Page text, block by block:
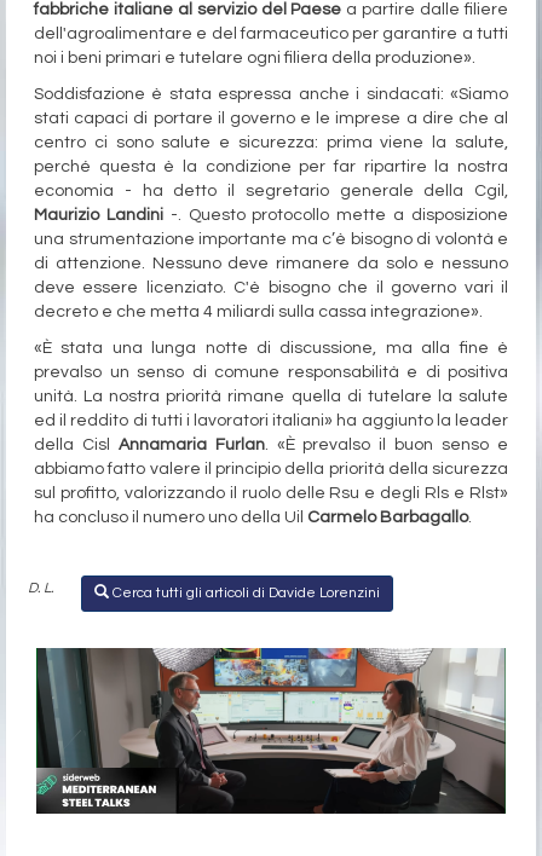
fabbriche italiane al servizio del Paese a partire dalle filiere
dell'agroalimentare e del farmaceutico per garantire a tutti
noi i beni primari e tutelare ogni filiera della produzione».
Soddisfazione è stata espressa anche i sindacati: «Siamo
stati capaci di portare il governo e le imprese a dire che al
centro ci sono salute e sicurezza: prima viene la salute,
perché questa è la condizione per far ripartire la nostra
economia - ha detto il segretario generale della Cgil,
Maurizio Landini-. Questo protocollo mette a disposizione
una strumentazione importante ma c’è bisogno di volontà e
di attenzione. Nessuno deve rimanere da solo e nessuno
deve essere licenziato. C'è bisogno che il governo vari il
decreto e che metta 4 miliardi sulla cassa integrazione».
«È stata una lunga notte di discussione, ma alla fine è
prevalso un senso di comune responsabilità e di positiva
unità. La nostra priorità rimane quella di tutelare la salute
ed il reddito di tutti i lavoratori italiani» ha aggiunto la leader
della Cisl Annamaria Furlan. «È prevalso il buon senso e
abbiamo fatto valere il principio della priorità della sicurezza
sul profitto, valorizzando il ruolo delle Rsu e degli Rls e Rlst»
ha concluso il numero uno della Uil Carmelo Barbagallo.
D. L. Cerca tutti gli articoli di Davide Lorenzini